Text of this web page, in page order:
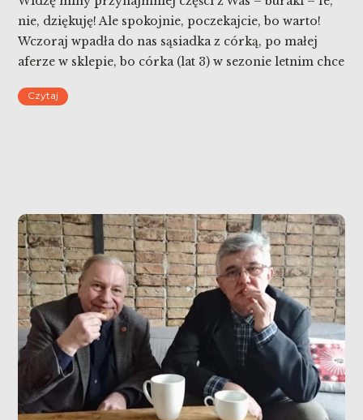
nie, dziękuję! Ale spokojnie, poczekajcie, bo warto!
Wczoraj wpadła do nas sąsiadka z córką, po małej
aferze w sklepie, bo córka (lat 3) w sezonie letnim chce
Tadek kilka razy dziennie woła “lolo” (co oznacza sok
Czytaj